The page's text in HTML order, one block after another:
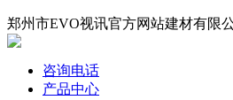
郑州市EVO视讯官方网站建材有限
咨询电话
产品中心